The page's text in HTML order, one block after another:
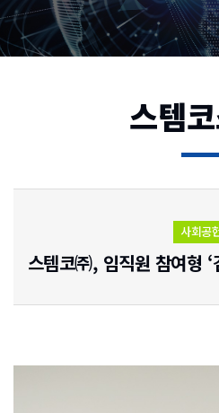
스템
사회공
스템코㈜, 임직원 참여형